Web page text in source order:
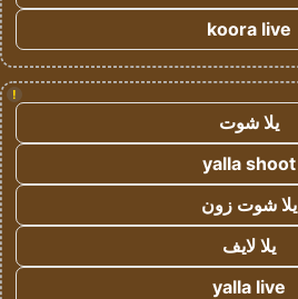
koora live
!
يلا شوت
yalla shoot
يلا شوت زون
يلا لايف
yalla live